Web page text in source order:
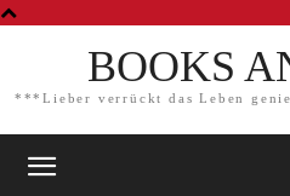
BOOKS
***Lieber verrückt das Leben